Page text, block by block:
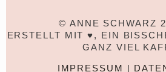
© ANNE SCHWARZ
ERSTELLT MIT ♥, EIN
GANZ VIEL
IMPRESSUM |